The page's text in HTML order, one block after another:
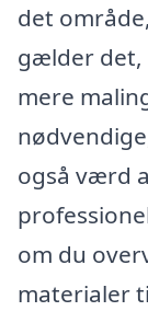
det
gælder det,
mere
også værd
om du
materialer